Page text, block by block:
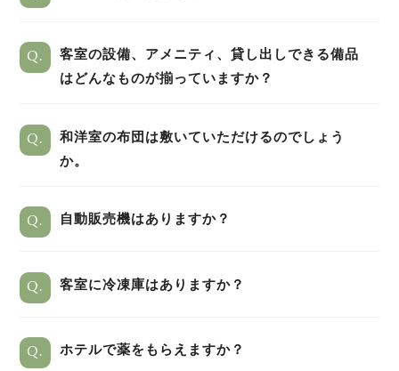
Q.
客室の設備、アメニティ、貸し出しできる備品
はどんなものが揃っていますか？
Q.
和洋室の布団は敷いていただけるのでしょう
か。
Q. 自動販売機はありますか？
Q. 客室に冷凍庫はありますか？
Q. ホテルで薬をもらえますか？